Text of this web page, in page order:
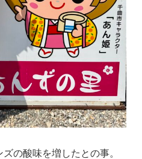
の酸味を増したとの事。